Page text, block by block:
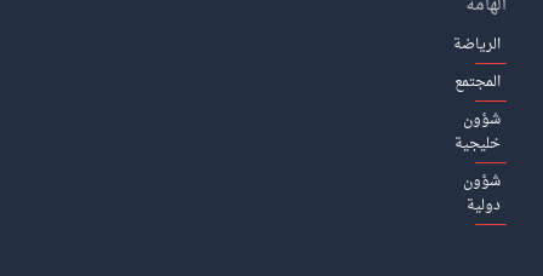
الرياضة
المجتمع
شؤون
خليجية
شؤون
دولية